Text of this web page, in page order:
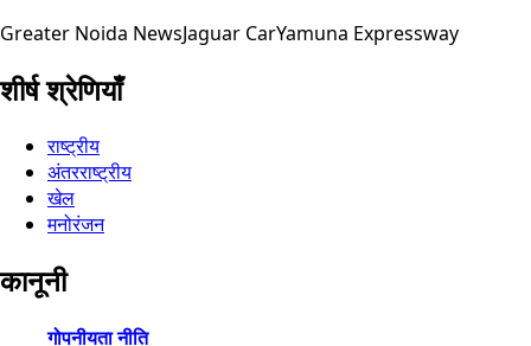
Greater Noida NewsJaguar CarYamuna Expressway
शीर्ष श्रेणियाँ
राष्ट्रीय
अंतरराष्ट्रीय
खेल
मनोरंजन
कानूनी
गोपनीयता नीति